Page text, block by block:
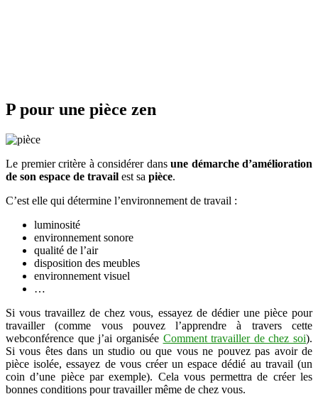
P pour une pièce zen
Le premier critère à considérer dans une démarche d’amélioration
de son espace de travail est sa pièce.
C’est elle qui détermine l’environnement de travail :
luminosité
environnement sonore
qualité de l’air
disposition des meubles
environnement visuel
…
Si vous travaillez de chez vous, essayez de dédier une pièce pour
travailler (comme vous pouvez l’apprendre à travers cette
webconférence que j’ai organisée Comment travailler de chez soi).
Si vous êtes dans un studio ou que vous ne pouvez pas avoir de
pièce isolée, essayez de vous créer un espace dédié au travail (un
coin d’une pièce par exemple). Cela vous permettra de créer les
bonnes conditions pour travailler même de chez vous.